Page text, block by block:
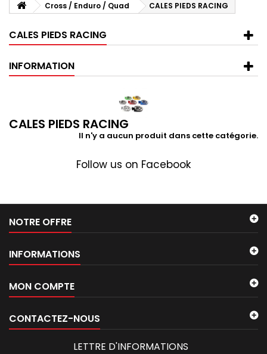
Cross / Enduro / Quad CALES PIEDS RACING
CALES PIEDS RACING
INFORMATION
CALES PIEDS RACING
Il n'y a aucun produit dans cette catégorie.
Follow us on Facebook
NOTRE OFFRE
INFORMATIONS
MON COMPTE
CONTACTEZ-NOUS
LETTRE D'INFORMATIONS